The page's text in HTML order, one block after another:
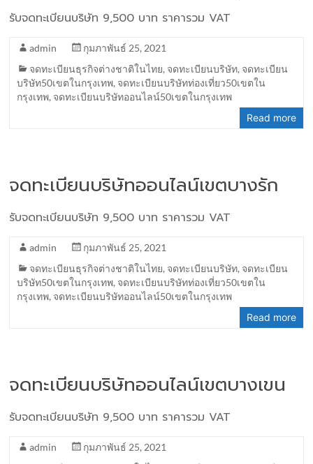
รับจดทะเบียนบริษัท 9,500 บาท ราคารวม VAT
admin
กุมภาพันธ์ 25, 2021
จดทะเบียนธุรกิจต่างชาติในไทย, จดทะเบียนบริษัท, จดทะเบียน
บริษัท50เขตในกรุงเทพ, จดทะเบียนบริษัทท่องเที่ยว50เขตใน
กรุงเทพ, จดทะเบียนบริษัทออนไลน์50เขตในกรุงเทพ
Read more
จดทะเบียนบริษัทออนไลน์เขตบางรัก
รับจดทะเบียนบริษัท 9,500 บาท ราคารวม VAT
admin
กุมภาพันธ์ 25, 2021
จดทะเบียนธุรกิจต่างชาติในไทย, จดทะเบียนบริษัท, จดทะเบียน
บริษัท50เขตในกรุงเทพ, จดทะเบียนบริษัทท่องเที่ยว50เขตใน
กรุงเทพ, จดทะเบียนบริษัทออนไลน์50เขตในกรุงเทพ
Read more
จดทะเบียนบริษัทออนไลน์เขตบางเขน
รับจดทะเบียนบริษัท 9,500 บาท ราคารวม VAT
admin
กุมภาพันธ์ 25, 2021